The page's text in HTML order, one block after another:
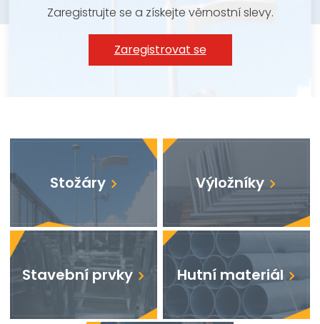
Zaregistrujte se a získejte věrnostní slevy.
Zaregistrovat se
Stožáry Výložníky
Stavební prvky Hutní materiál